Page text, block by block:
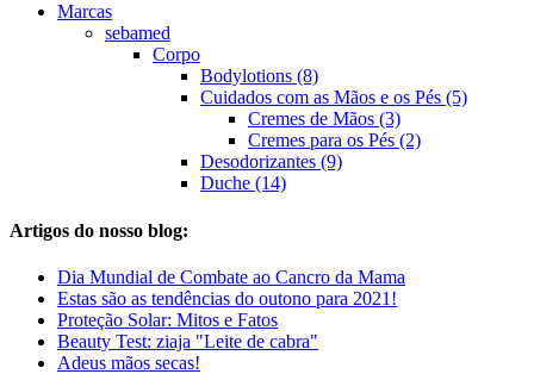
Marcas
sebamed
Corpo
Bodylotions (8)
Cuidados com as Mãos e os Pés (5)
Cremes de Mãos (3)
Cremes para os Pés (2)
Desodorizantes (9)
Duche (14)
Artigos do nosso blog:
Dia Mundial de Combate ao Cancro da Mama
Estas são as tendências do outono para 2021!
Proteção Solar: Mitos e Fatos
Beauty Test: ziaja "Leite de cabra"
Adeus mãos secas!